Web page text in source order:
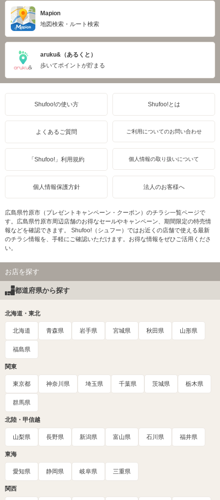
Mapion
地図検索・ルート検索
aruku&（あるくと）
歩いてポイントが貯まる
Shufoo!の使い方 Shufoo!とは
よくあるご質問 ご利用についてのお問い合わせ
「Shufoo!」利用規約 個人情報の取り扱いについて
個人情報保護方針 法人のお客様へ
広島県竹原市（プレゼントキャンペーン・クーポン）のチラシ一覧ページで
す。広島県竹原市周辺店舗のお得なセールやキャンペーン、期間限定の特売情
報などを確認できます。 Shufoo!（シュフー）ではお近くの店舗で使える最新
のチラシ情報を、手軽にご確認いただけます。お得な情報をぜひご活用くださ
い。
お店を探す
都道府県から探す
北海道・東北
北海道 青森県 岩手県 宮城県 秋田県 山形県
福島県
関東
東京都 神奈川県 埼玉県 千葉県 茨城県 栃木県
群馬県
北陸・甲信越
山梨県 長野県 新潟県 富山県 石川県 福井県
東海
愛知県 静岡県 岐阜県 三重県
関西